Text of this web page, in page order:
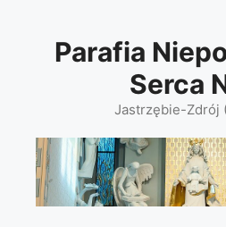
Parafia
Serca
Jastrzębie-Zdrój